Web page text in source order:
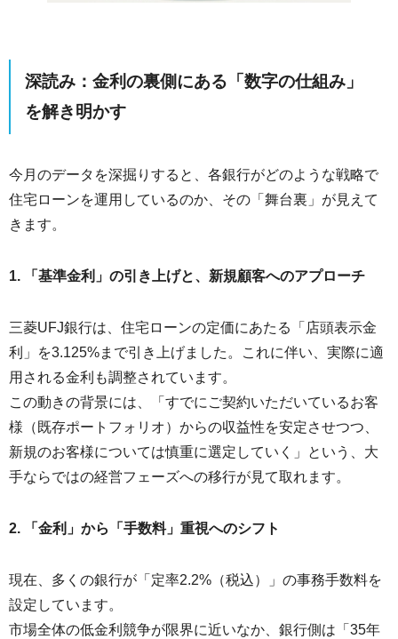
深読み：金利の裏側にある「数字の仕組み」
を解き明かす
今月のデータを深掘りすると、各銀行がどのような戦略で
住宅ローンを運用しているのか、その「舞台裏」が見えて
きます。
1. 「基準金利」の引き上げと、新規顧客へのアプローチ
三菱UFJ銀行は、住宅ローンの定価にあたる「店頭表示金
利」を3.125%まで引き上げました。これに伴い、実際に適
用される金利も調整されています。
この動きの背景には、「すでにご契約いただいているお客
様（既存ポートフォリオ）からの収益性を安定させつつ、
新規のお客様については慎重に選定していく」という、大
手ならではの経営フェーズへの移行が見て取れます。
2. 「金利」から「手数料」重視へのシフト
現在、多くの銀行が「定率2.2%（税込）」の事務手数料を
設定しています。
市場全体の低金利競争が限界に近いなか、銀行側は「35年